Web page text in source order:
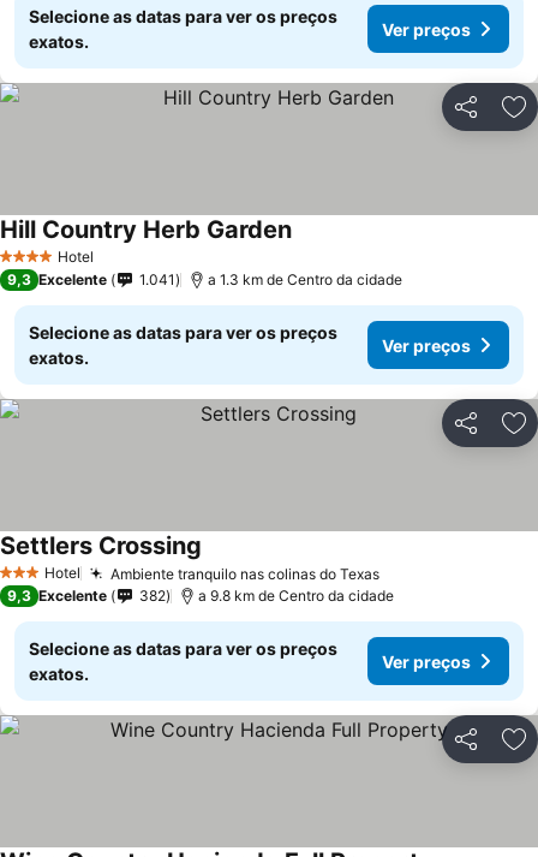
Selecione as datas para ver os preços
exatos.
Ver preços
Partilhar
4 EstrelasHotel
Hill Country Herb Garden
9,3 Excelente 1.041 a 1.3 km de Centro da cidade
Selecione as datas para ver os preços
exatos.
Ver preços
Partilhar
3 EstrelasHotel Ambiente tranquilo nas colinas do Texas
Settlers Crossing
9,3 Excelente 382 a 9.8 km de Centro da cidade
Selecione as datas para ver os preços
exatos.
Ver preços
Partilhar